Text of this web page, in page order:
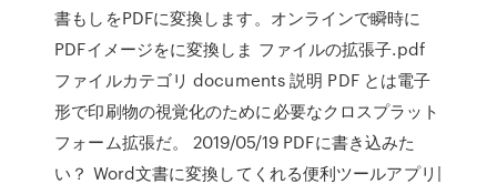
書もしをPDFに変換します。オンラインで瞬時に
PDFイメージをに変換しま ファイルの拡張子.pdf
ファイルカテゴリ documents 説明 PDF とは電子
形で印刷物の視覚化のために必要なクロスプラット
フォーム拡張だ。 2019/05/19 PDFに書き込みた
い？ Word文書に変換してくれる便利ツールアプリ|